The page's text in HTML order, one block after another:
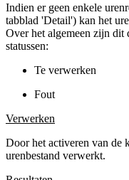
Indien er geen enkele
tabblad 'Detail') kan het
Over het algemeen zijn dit
statussen:
Te verwerken
Fout
Verwerken
Door het activeren van de
urenbestand verwerkt.